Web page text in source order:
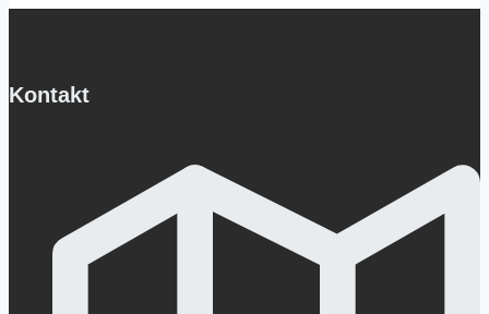
Kontakt